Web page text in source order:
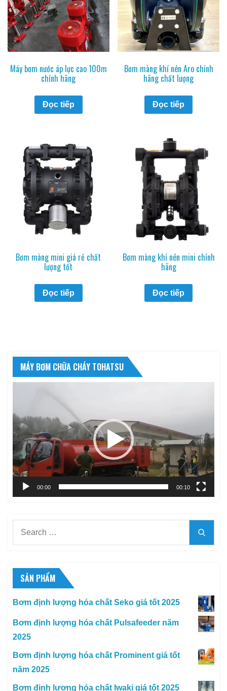
Máy bơm nước áp lực cao 100m
chính hãng
Đọc tiếp
Bơm màng khí nén Aro chính
hãng chất lượng
Đọc tiếp
Bơm màng mini giá rẻ chất
lượng tốt
Đọc tiếp
Bơm màng khí nén mini chính
hãng
Đọc tiếp
MÁY BƠM CHỮA CHÁY TOHATSU
Video
00:00 00:10
SẢN PHẨM
Bơm định lượng hóa chất Seko giá tốt 2025
Bơm định lượng hóa chất Pulsafeeder năm
2025
Bơm định lượng hóa chất Prominent giá tốt
năm 2025
Bơm định lượng hóa chất Iwaki giá tốt 2025